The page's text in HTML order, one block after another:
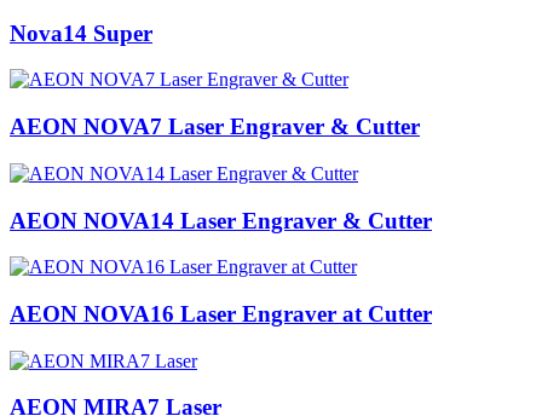
Nova14 Super
AEON NOVA7 Laser Engraver & Cutter
AEON NOVA14 Laser Engraver & Cutter
AEON NOVA16 Laser Engraver at Cutter
AEON MIRA7 Laser